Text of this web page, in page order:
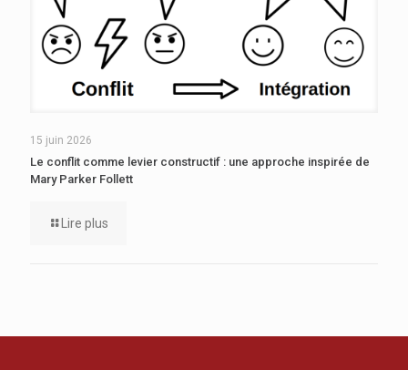
15 juin 2026
Le conflit comme levier constructif : une approche inspirée de
Mary Parker Follett
Lire plus